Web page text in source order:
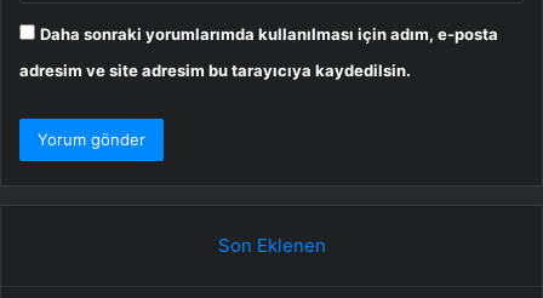
Daha sonraki yorumlarımda kullanılması için adım, e-posta
adresim ve site adresim bu tarayıcıya kaydedilsin.
Son Eklenen